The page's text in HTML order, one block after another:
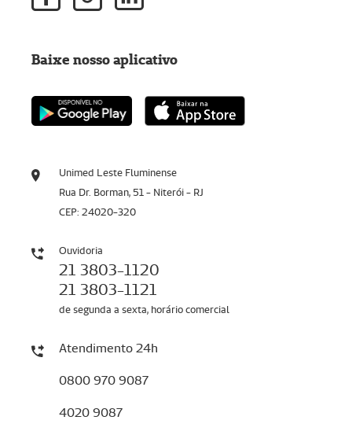
Unimed Leste Fluminense
Rua Dr. Borman, 51 - Niterói - RJ
CEP: 24020-320
Ouvidoria
21 3803-1120
21 3803-1121
de segunda a sexta, horário comercial
Atendimento 24h
0800 970 9087
4020 9087
Baixe nosso aplicativo